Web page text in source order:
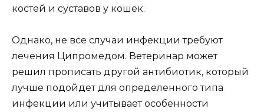
костей и суставов у кошек.
Однако, не все случаи инфекции требуют
лечения Ципромедом. Ветеринар может
решил прописать другой антибиотик, который
лучше подойдет для определенного типа
инфекции или учитывает особенности